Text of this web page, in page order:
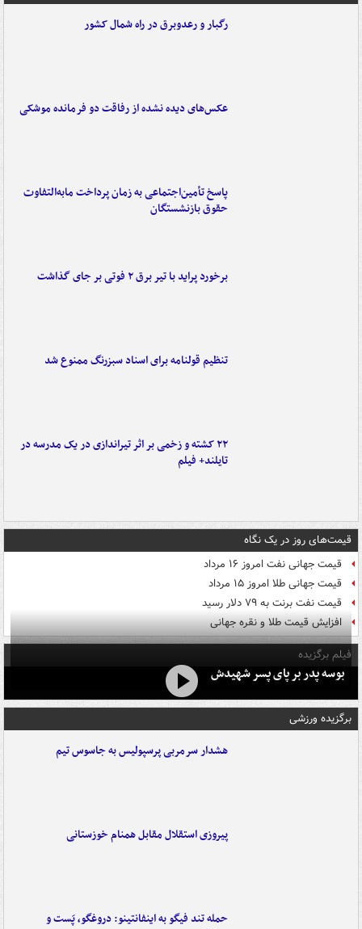
رگبار و رعدوبرق در راه شمال کشور
عکس‌های دیده نشده از رفاقت دو فرمانده‌ موشکی
پاسخ تأمین‌اجتماعی به زمان پرداخت مابه‌التفاوت
حقوق بازنشستگان
برخورد پراید با تیر برق ۲ فوتی بر جای گذاشت
تنظیم قولنامه برای اسناد سبزرنگ ممنوع شد
۲۲ کشته و زخمی بر اثر تیراندازی در یک مدرسه در
تایلند+ فیلم
قیمت‌های روز در یک نگاه
قیمت جهانی نفت امروز ۱۶ مرداد
قیمت جهانی طلا امروز ۱۵ مرداد
قیمت نفت برنت به ۷۹ دلار رسید
افزایش قیمت طلا و نقره جهانی
فیلم برگزیده
بوسه‌ پدر بر پای پسر شهیدش
برگزیده ورزشی
هشدار سرمربی پرسپولیس به جاسوس تیم
پیروزی استقلال مقابل همنام خوزستانی
حمله تند فیگو به اینفانتینو: دروغگو، پَست‌ و